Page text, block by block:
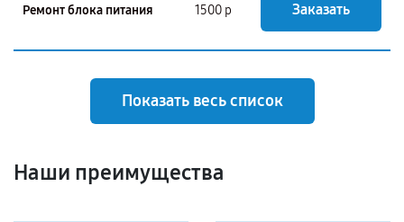
Ремонт блока питания 1500 р Заказать
Показать весь список
Наши преимущества